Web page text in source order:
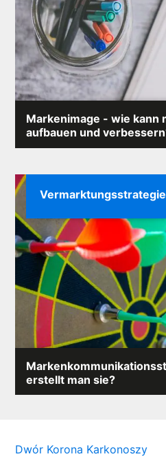
Markenimage - wie kann
aufbauen und
Das Markenimage ist einer der
erstellt man sie?
Eine von Deloitte durchgeführte
Vermarktungsstrategie
Dwór Korona Karkonoszy